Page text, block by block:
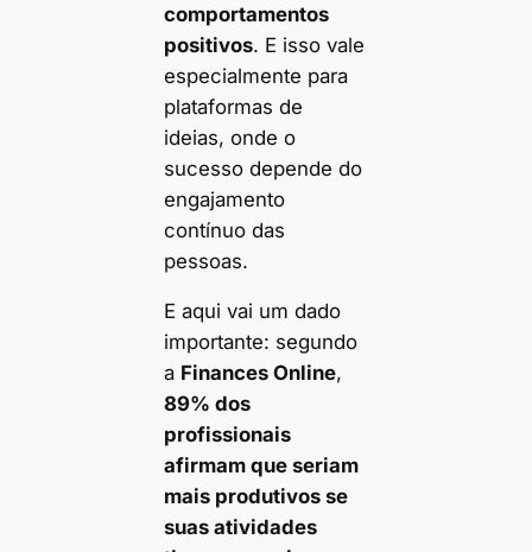
comportamentos
positivos. E isso vale
especialmente para
plataformas de
ideias, onde o
sucesso depende do
engajamento
contínuo das
pessoas.
E aqui vai um dado
importante: segundo
a Finances Online,
89% dos
profissionais
afirmam que seriam
mais produtivos se
suas atividades